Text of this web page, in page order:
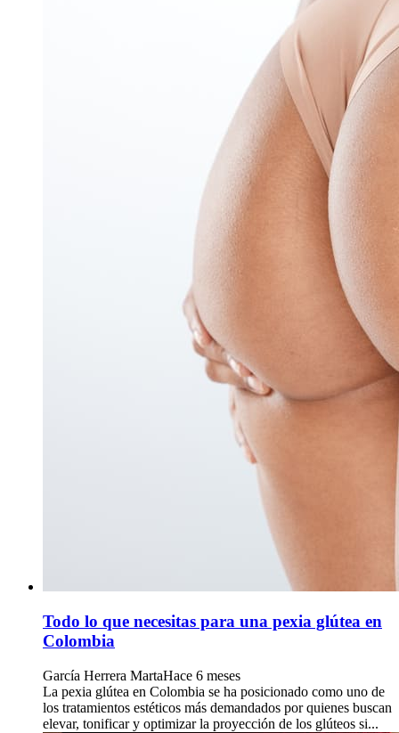
Todo lo que necesitas para una pexia glútea en
Colombia
García Herrera MartaHace 6 meses
La pexia glútea en Colombia se ha posicionado como uno de
los tratamientos estéticos más demandados por quienes buscan
elevar, tonificar y optimizar la proyección de los glúteos si...